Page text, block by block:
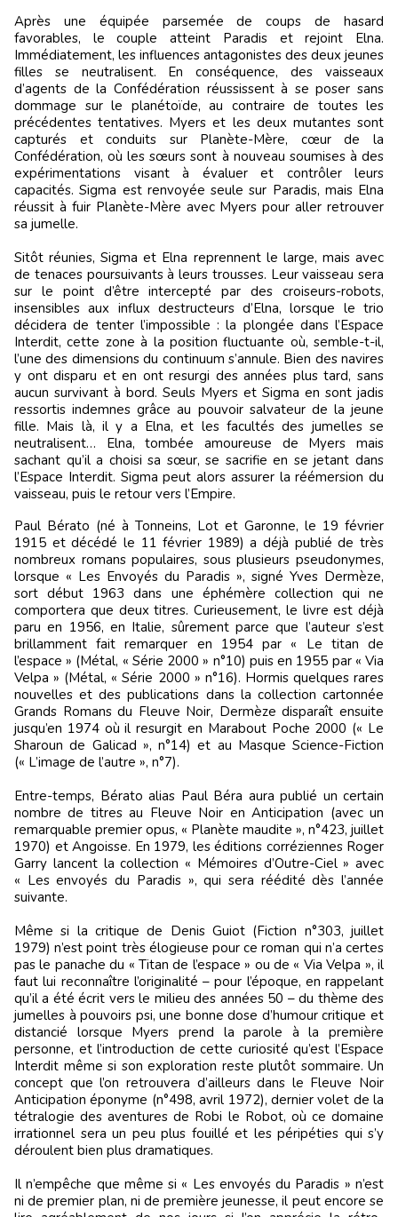
Après une équipée parsemée de coups de hasard
favorables, le couple atteint Paradis et rejoint Elna.
Immédiatement, les influences antagonistes des deux jeunes
filles se neutralisent. En conséquence, des vaisseaux
d’agents de la Confédération réussissent à se poser sans
dommage sur le planétoïde, au contraire de toutes les
précédentes tentatives. Myers et les deux mutantes sont
capturés et conduits sur Planète-Mère, cœur de la
Confédération, où les sœurs sont à nouveau soumises à des
expérimentations visant à évaluer et contrôler leurs
capacités. Sigma est renvoyée seule sur Paradis, mais Elna
réussit à fuir Planète-Mère avec Myers pour aller retrouver
sa jumelle.
Sitôt réunies, Sigma et Elna reprennent le large, mais avec
de tenaces poursuivants à leurs trousses. Leur vaisseau sera
sur le point d’être intercepté par des croiseurs-robots,
insensibles aux influx destructeurs d’Elna, lorsque le trio
décidera de tenter l’impossible : la plongée dans l’Espace
Interdit, cette zone à la position fluctuante où, semble-t-il,
l’une des dimensions du continuum s’annule. Bien des navires
y ont disparu et en ont resurgi des années plus tard, sans
aucun survivant à bord. Seuls Myers et Sigma en sont jadis
ressortis indemnes grâce au pouvoir salvateur de la jeune
fille. Mais là, il y a Elna, et les facultés des jumelles se
neutralisent… Elna, tombée amoureuse de Myers mais
sachant qu’il a choisi sa sœur, se sacrifie en se jetant dans
l’Espace Interdit. Sigma peut alors assurer la réémersion du
vaisseau, puis le retour vers l’Empire.
Paul Bérato (né à Tonneins, Lot et Garonne, le 19 février
1915 et décédé le 11 février 1989) a déjà publié de très
nombreux romans populaires, sous plusieurs pseudonymes,
lorsque « Les Envoyés du Paradis », signé Yves Dermèze,
sort début 1963 dans une éphémère collection qui ne
comportera que deux titres. Curieusement, le livre est déjà
paru en 1956, en Italie, sûrement parce que l’auteur s’est
brillamment fait remarquer en 1954 par « Le titan de
l’espace » (Métal, « Série 2000 » n°10) puis en 1955 par « Via
Velpa » (Métal, « Série 2000 » n°16). Hormis quelques rares
nouvelles et des publications dans la collection cartonnée
Grands Romans du Fleuve Noir, Dermèze disparaît ensuite
jusqu’en 1974 où il resurgit en Marabout Poche 2000 (« Le
Sharoun de Galicad », n°14) et au Masque Science-Fiction
(« L’image de l’autre », n°7).
Entre-temps, Bérato alias Paul Béra aura publié un certain
nombre de titres au Fleuve Noir en Anticipation (avec un
remarquable premier opus, « Planète maudite », n°423, juillet
1970) et Angoisse. En 1979, les éditions corréziennes Roger
Garry lancent la collection « Mémoires d’Outre-Ciel » avec
« Les envoyés du Paradis », qui sera réédité dès l’année
suivante.
Même si la critique de Denis Guiot (Fiction n°303, juillet
1979) n’est point très élogieuse pour ce roman qui n’a certes
pas le panache du « Titan de l’espace » ou de « Via Velpa », il
faut lui reconnaître l’originalité – pour l’époque, en rappelant
qu’il a été écrit vers le milieu des années 50 – du thème des
jumelles à pouvoirs psi, une bonne dose d’humour critique et
distancié lorsque Myers prend la parole à la première
personne, et l’introduction de cette curiosité qu’est l’Espace
Interdit même si son exploration reste plutôt sommaire. Un
concept que l’on retrouvera d’ailleurs dans le Fleuve Noir
Anticipation éponyme (n°498, avril 1972), dernier volet de la
tétralogie des aventures de Robi le Robot, où ce domaine
irrationnel sera un peu plus fouillé et les péripéties qui s’y
déroulent bien plus dramatiques.
Il n’empêche que même si « Les envoyés du Paradis » n’est
ni de premier plan, ni de première jeunesse, il peut encore se